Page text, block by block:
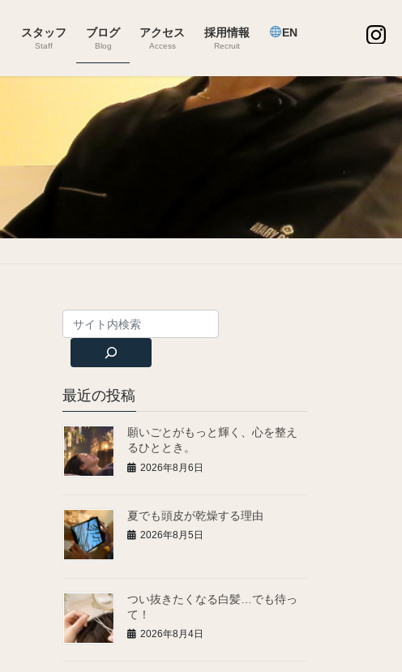
スタッフ
Staff
ブログ
Blog
アクセス
Access
採用情報
Recruit
EN
最近の投稿
願いごとがもっと輝く、心を整え
るひととき。
2026年8月6日
夏でも頭皮が乾燥する理由
2026年8月5日
つい抜きたくなる白髪…でも待っ
て！
2026年8月4日